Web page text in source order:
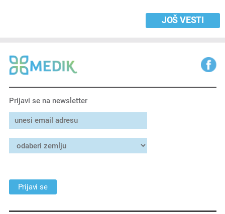
JOŠ VESTI
Prijavi se na newsletter
Prijavi se